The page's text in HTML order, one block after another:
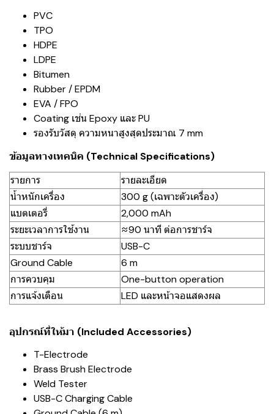
PVC
TPO
HDPE
LDPE
Bitumen
Rubber / EPDM
EVA / FPO
Coating เช่น Epoxy และ PU
รองรับวัสดุ ความหนาสูงสุดประมาณ 7 mm
ข้อมูลทางเทคนิค (Technical Specifications)
รายการ
รายละเอียด
น้ำหนักเครื่อง
300 g (เฉพาะตัวเครื่อง)
แบตเตอรี่
2,000 mAh
ระยะเวลาการใช้งาน
≈90 นาที ต่อการชาร์จ
ระบบชาร์จ
USB-C
Ground Cable
6 m
การควบคุม
One-button operation
การแจ้งเตือน
LED และหน้าจอแสดงผล
อุปกรณ์ที่ให้มา (Included Accessories)
T-Electrode
Brass Brush Electrode
Weld Tester
USB-C Charging Cable